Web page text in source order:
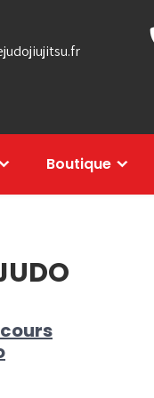
Boutique